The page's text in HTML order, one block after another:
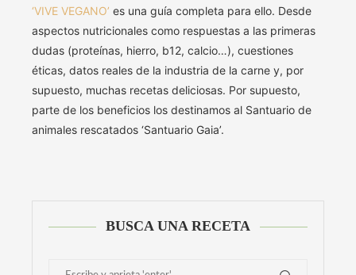
‘VIVE VEGANO’ es una guía completa para ello. Desde
aspectos nutricionales como respuestas a las primeras
dudas (proteínas, hierro, b12, calcio…), cuestiones
éticas, datos reales de la industria de la carne y, por
supuesto, muchas recetas deliciosas. Por supuesto,
parte de los beneficios los destinamos al Santuario de
animales rescatados ‘Santuario Gaia’.
BUSCA UNA RECETA